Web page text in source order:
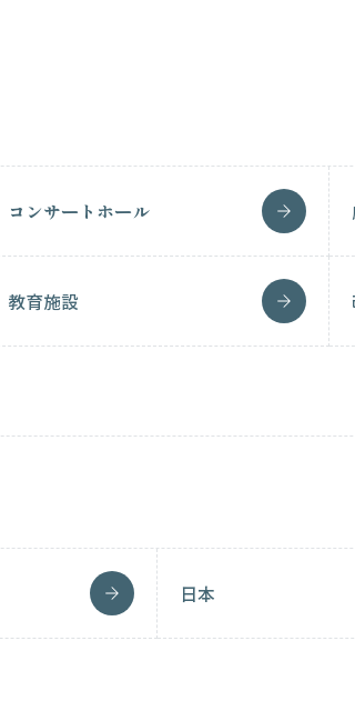
コンサートホール
教育施設
日本